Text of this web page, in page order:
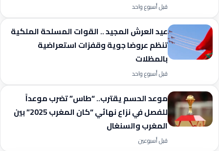
قبل أسبوع واحد
عيد العرش المجيد .. القوات المسلحة الملكية
تنظم عروضا جوية وقفزات استعراضية
بالمظلات
قبل أسبوع واحد
موعد الحسم يقترب.. “طاس” تضرب موعداً
للفصل في نزاع نهائي “كان المغرب 2025” بين
المغرب والسنغال
قبل أسبوعين